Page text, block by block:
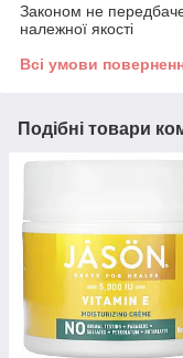
Законом не
належної якості
Всі умови
Подібні товари